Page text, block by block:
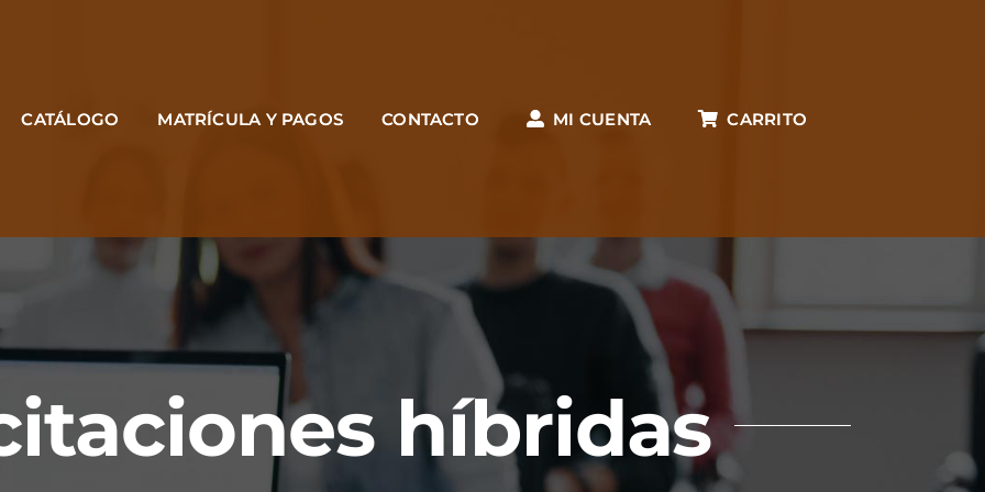
CATÁLOGO MATRÍCULA Y PAGOS CONTACTO MI CUENTA CARRITO
híbridas